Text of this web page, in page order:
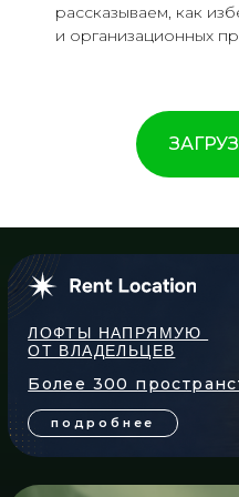
рассказываем, как
и организационных